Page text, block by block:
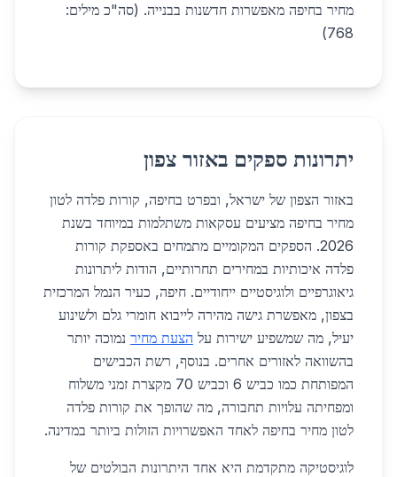
מחיר בחיפה מאפשרות חדשנות בבנייה. (סה"כ מילים:
768)
יתרונות ספקים באזור צפון
באזור הצפון של ישראל, ובפרט בחיפה, קורות פלדה לטון
מחיר בחיפה מציעים עסקאות משתלמות במיוחד בשנת
2026. הספקים המקומיים מתמחים באספקת קורות
פלדה איכותיות במחירים תחרותיים, הודות ליתרונות
גיאוגרפיים ולוגיסטיים ייחודיים. חיפה, כעיר הנמל המרכזית
בצפון, מאפשרת גישה מהירה לייבוא חומרי גלם ולשינוע
יעיל, מה שמשפיע ישירות על הצעת מחיר נמוכה יותר
בהשוואה לאזורים אחרים. בנוסף, רשת הכבישים
המפותחת כמו כביש 6 וכביש 70 מקצרת זמני משלוח
ומפחיתה עלויות תחבורה, מה שהופך את קורות פלדה
לטון מחיר בחיפה לאחד האפשרויות הזולות ביותר במדינה.
לוגיסטיקה מתקדמת היא אחד היתרונות הבולטים של